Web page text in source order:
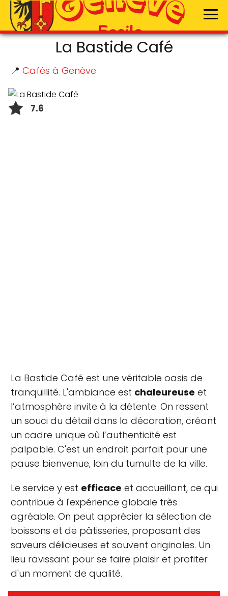
La Bastide Café
📍 Cafés à Genève
7.6
La Bastide Café est une véritable oasis de
tranquillité. L'ambiance est chaleureuse et
l’atmosphère invite à la détente. On ressent
un souci du détail dans la décoration, créant
un cadre unique où l’authenticité est
palpable. C'est un endroit parfait pour une
pause bienvenue, loin du tumulte de la ville.
Le service y est efficace et accueillant, ce qui
contribue à l'expérience globale très
agréable. On peut apprécier la sélection de
boissons et de pâtisseries, proposant des
saveurs délicieuses et souvent originales. Un
lieu ravissant pour se faire plaisir et profiter
d'un moment de qualité.